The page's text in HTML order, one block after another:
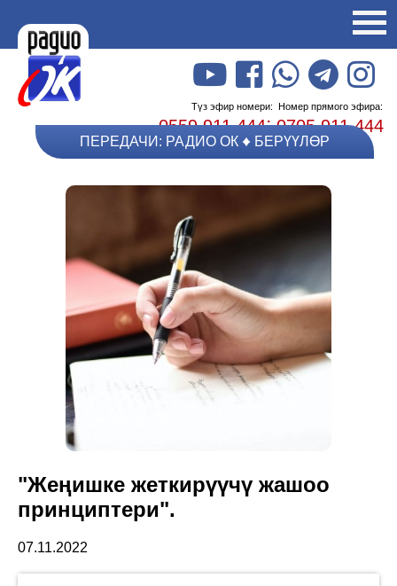
Түз эфир номери: Номер прямого эфира:
0559 911 444;0705 911 444
ПЕРЕДАЧИ: РАДИО ОК БЕРҮҮЛӨР
"Жеңишке жеткирүүчү жашоо
принциптери".
07.11.2022